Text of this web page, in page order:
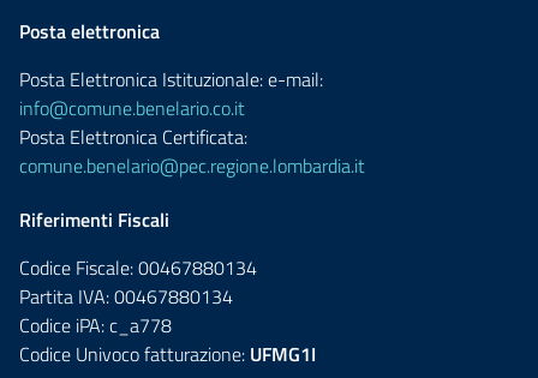
Posta elettronica
Posta Elettronica Istituzionale: e-mail:
info@comune.benelario.co.it
Posta Elettronica Certificata:
comune.benelario@pec.regione.lombardia.it
Riferimenti Fiscali
Codice Fiscale: 00467880134
Partita IVA: 00467880134
Codice iPA: c_a778
Codice Univoco fatturazione: UFMG1I